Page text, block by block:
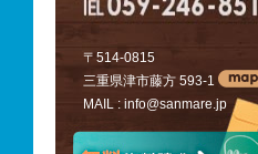
〒514-0815
三重県津市藤方 593-1
MAIL : info@sanmare.jp